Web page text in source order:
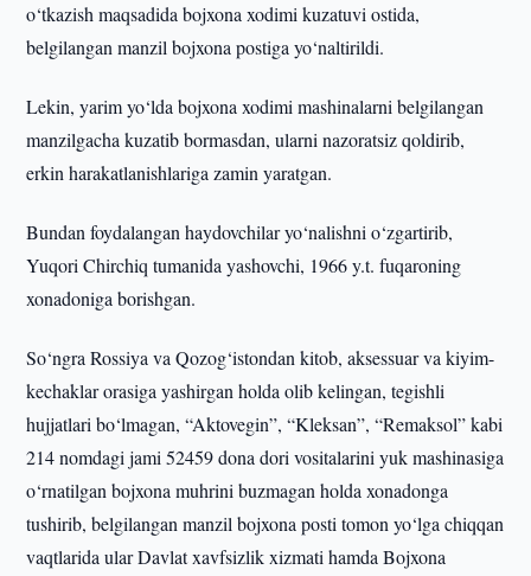
o‘tkazish maqsadida bojxona xodimi kuzatuvi ostida,
belgilangan manzil bojxona postiga yo‘naltirildi.
Lekin, yarim yo‘lda bojxona xodimi mashinalarni belgilangan
manzilgacha kuzatib bormasdan, ularni nazoratsiz qoldirib,
erkin harakatlanishlariga zamin yaratgan.
Bundan foydalangan haydovchilar yo‘nalishni o‘zgartirib,
Yuqori Chirchiq tumanida yashovchi, 1966 y.t. fuqaroning
xonadoniga borishgan.
So‘ngra Rossiya va Qozog‘istondan kitob, aksessuar va kiyim-
kechaklar orasiga yashirgan holda olib kelingan, tegishli
hujjatlari bo‘lmagan, “Aktovegin”, “Kleksan”, “Remaksol” kabi
214 nomdagi jami 52459 dona dori vositalarini yuk mashinasiga
o‘rnatilgan bojxona muhrini buzmagan holda xonadonga
tushirib, belgilangan manzil bojxona posti tomon yo‘lga chiqqan
vaqtlarida ular Davlat xavfsizlik xizmati hamda Bojxona